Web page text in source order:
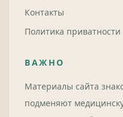
Контакты
Политика приватности
ВАЖНО
Материалы сайта
подменяют